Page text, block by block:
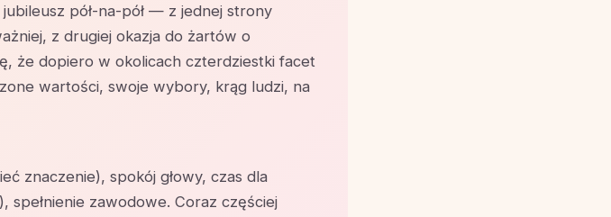
pół-na-pół — z jednej strony
z drugiej okazja do żartów o
że dopiero w okolicach czterdziestki facet
wartości, swoje wybory, krąg ludzi, na
znaczenie), spokój głowy, czas dla
spełnienie zawodowe. Coraz częściej